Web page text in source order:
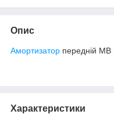
Опис
Амортизатор передній
Характеристики